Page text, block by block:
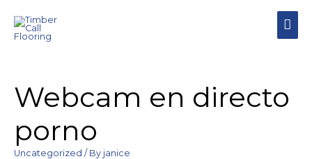
Webcam en directo
porno
Uncategorized / By janice